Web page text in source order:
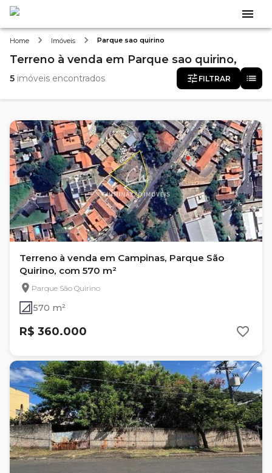
Home Imóveis Parque sao quirino
Terreno à venda em Parque sao quirino,
5 imóveis encontrados FILTRAR
Terreno à venda em Campinas, Parque São
Quirino, com 570 m²
Parque São Quirino
570 m²
R$ 360.000